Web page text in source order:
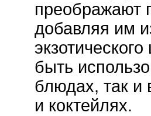
преображают
добавляя им
быть
блюдах, так и
и коктейлях.